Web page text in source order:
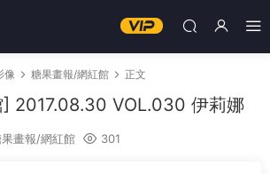
像 糖果畫報/網紅館 正文
] 2017.08.30 VOL.030 伊莉娜
畫報/網紅館 301